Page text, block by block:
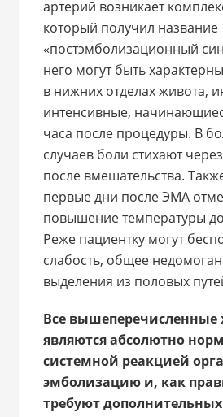
артерий возникает
который получил название
«постэмболизационный
него могут быть
в нижних отделах живота,
интенсивные,
часа после процедуры. В
случаев боли стихают
после вмешательства.
первые дни после ЭМА
повышение температуры
Реже пациентку могут
слабость, общее
выделения из половых
Все
являются абсолютно
системной реакцией
эмболизацию и, как
требуют